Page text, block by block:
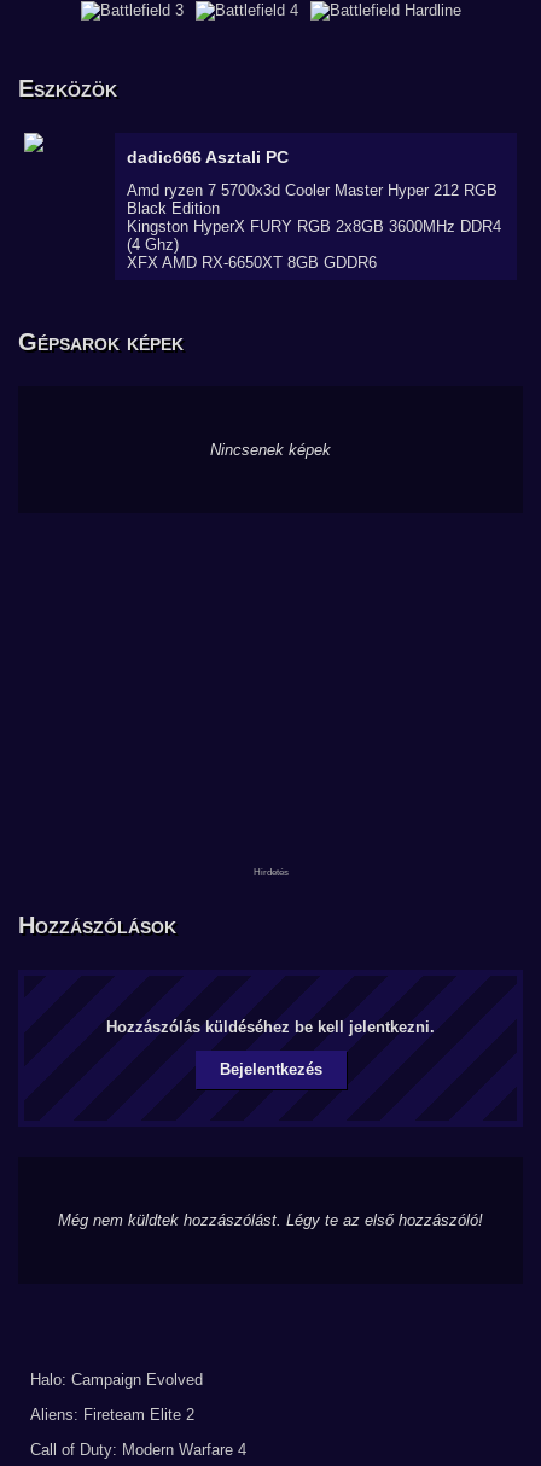
Eszközök
dadic666Asztali PC
Amd ryzen 7 5700x3d Cooler Master Hyper 212 RGB
Black Edition
Kingston HyperX FURY RGB 2x8GB 3600MHz DDR4
(4 Ghz)
XFX AMD RX-6650XT 8GB GDDR6
Gépsarok képek
Nincsenek képek
Hozzászólások
Hozzászólás küldéséhez be kell jelentkezni.
Bejelentkezés
Még nem küldtek hozzászólást. Légy te az első hozzászóló!
Halo: Campaign Evolved
Aliens: Fireteam Elite 2
Call of Duty: Modern Warfare 4